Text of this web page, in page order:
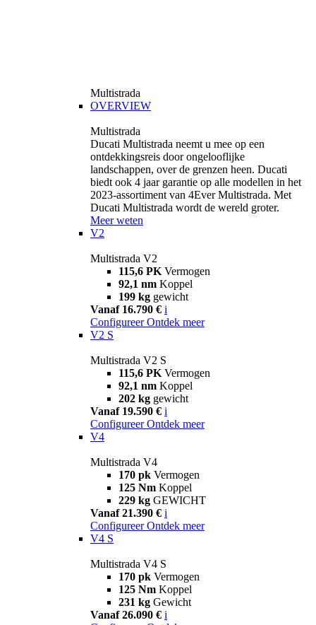
Multistrada
OVERVIEW
Multistrada
Ducati Multistrada neemt u mee op een
ontdekkingsreis door ongelooflijke
landschappen, over de grenzen heen. Ducati
biedt ook 4 jaar garantie op alle modellen in het
2023-assortiment van 4Ever Multistrada. Met
Ducati Multistrada wordt de wereld groter.
Meer weten
V2
Multistrada V2
115,6 PK Vermogen
92,1 nm Koppel
199 kg gewicht
Vanaf 16.790 € i
Configureer Ontdek meer
V2 S
Multistrada V2 S
115,6 PK Vermogen
92,1 nm Koppel
202 kg gewicht
Vanaf 19.590 € i
Configureer Ontdek meer
V4
Multistrada V4
170 pk Vermogen
125 Nm Koppel
229 kg GEWICHT
Vanaf 21.390 € i
Configureer Ontdek meer
V4 S
Multistrada V4 S
170 pk Vermogen
125 Nm Koppel
231 kg Gewicht
Vanaf 26.090 € i